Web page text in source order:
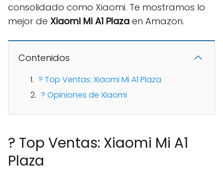
consolidado como Xiaomi. Te mostramos lo
mejor de Xiaomi Mi A1 Plaza en Amazon.
Contenidos
? Top Ventas: Xiaomi Mi A1 Plaza
? Opiniones de Xiaomi
? Top Ventas: Xiaomi Mi A1
Plaza